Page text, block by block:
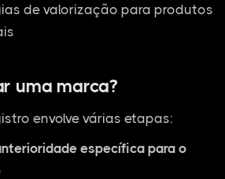
de valorização para produtos
uma marca?
envolve várias etapas:
específica para o